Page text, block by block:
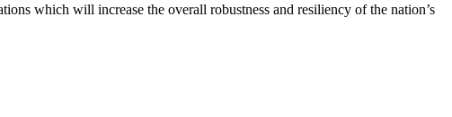
which will increase the overall robustness and resiliency of the nation’s